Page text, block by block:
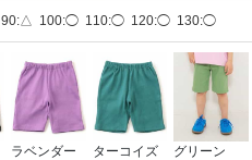
90:△ 100:◯ 110:◯ 120:◯ 130:◯
ラベンダー
ターコイズ
グリーン